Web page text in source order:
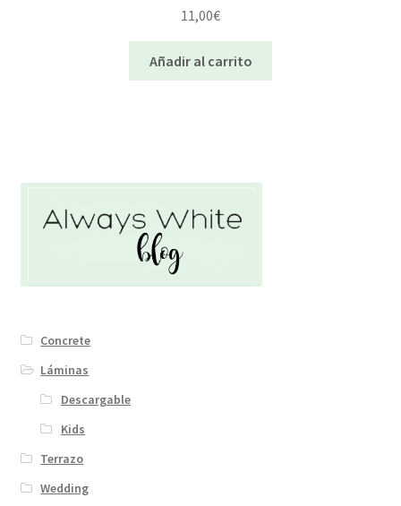
11,00€
Añadir al carrito
Concrete
Láminas
Descargable
Kids
Terrazo
Wedding